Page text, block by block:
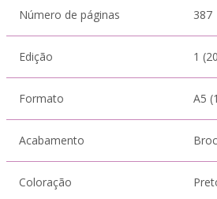
Número de páginas 387
Edição 1
Formato A5
Acabamento
Coloração